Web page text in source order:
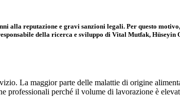
alla reputazione e gravi sanzioni legali. Per questo
della ricerca e sviluppo di Vital Mutfak, Hüseyin
La maggior parte delle malattie di origine
professionali perché il volume di lavorazione è